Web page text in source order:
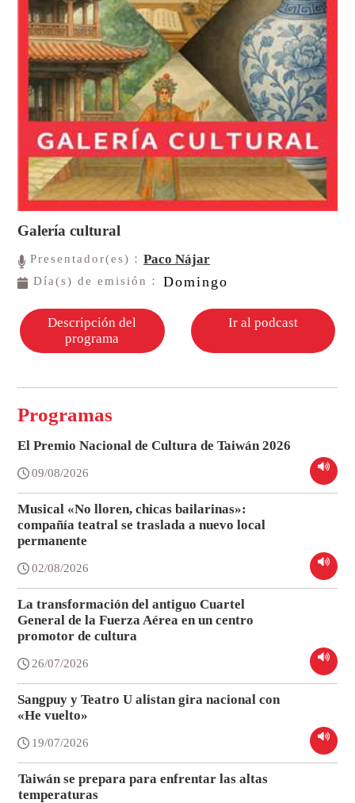
Galería cultural
Presentador(es)：Paco Nájar
Día(s) de emisión： Domingo
Descripción del
programa
Ir al podcast
Programas
El Premio Nacional de Cultura de Taiwán 2026
09/08/2026
Musical «No lloren, chicas bailarinas»:
compañía teatral se traslada a nuevo local
permanente
02/08/2026
La transformación del antiguo Cuartel
General de la Fuerza Aérea en un centro
promotor de cultura
26/07/2026
Sangpuy y Teatro U alistan gira nacional con
«He vuelto»
19/07/2026
Taiwán se prepara para enfrentar las altas
temperaturas